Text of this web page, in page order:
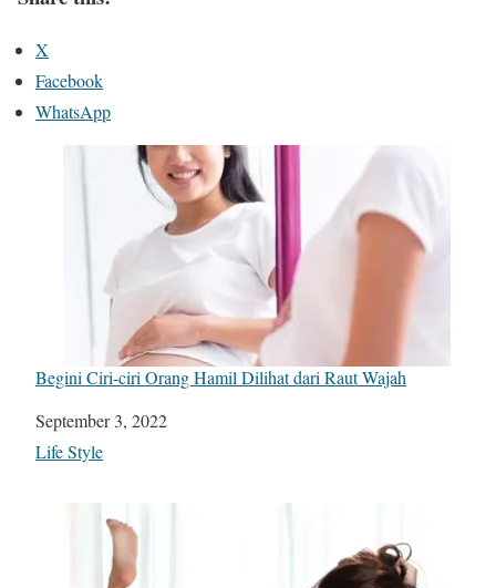
X
Facebook
WhatsApp
Begini Ciri-ciri Orang Hamil Dilihat dari Raut Wajah
Date
September 3, 2022
In relation to
Life Style